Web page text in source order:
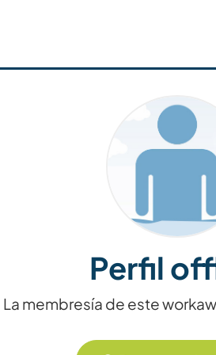
Perfil
La membresía de este